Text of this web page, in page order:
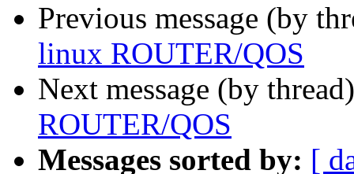
Previous message (by
linux ROUTER/QOS
Next message (by
ROUTER/QOS
Messages sorted by: [